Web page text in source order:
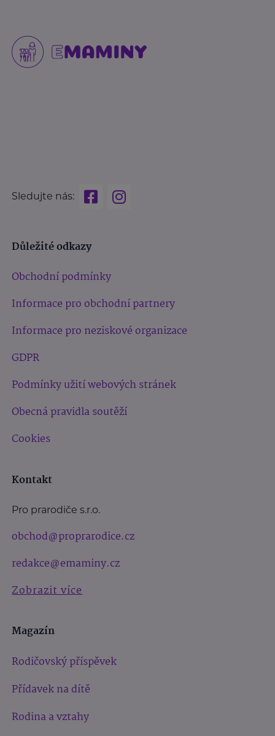
Sledujte nás:
Důležité odkazy
Obchodní podmínky
Informace pro obchodní partnery
Informace pro neziskové organizace
GDPR
Podmínky užití webových stránek
Obecná pravidla soutěží
Cookies
Kontakt
Pro prarodiče s.r.o.
obchod@proprarodice.cz
redakce@emaminy.cz
Zobrazit více
Magazín
Rodičovský příspěvek
Přídavek na dítě
Rodina a vztahy